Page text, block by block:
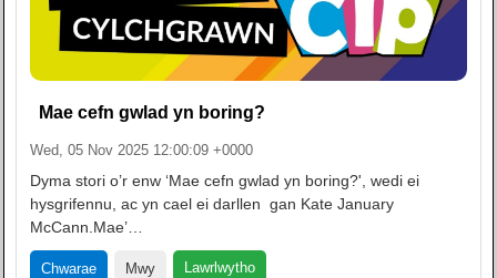
Mae cefn gwlad yn boring?
Wed, 05 Nov 2025 12:00:09 +0000
Dyma stori o’r enw ‘Mae cefn gwlad yn boring?', wedi ei
hysgrifennu, ac yn cael ei darllen gan Kate January
McCann.Mae’…
Chwarae Mwy Lawrlwytho